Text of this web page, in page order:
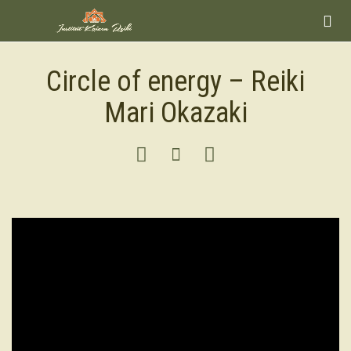

Circle of energy – Reiki
Mari Okazaki
  